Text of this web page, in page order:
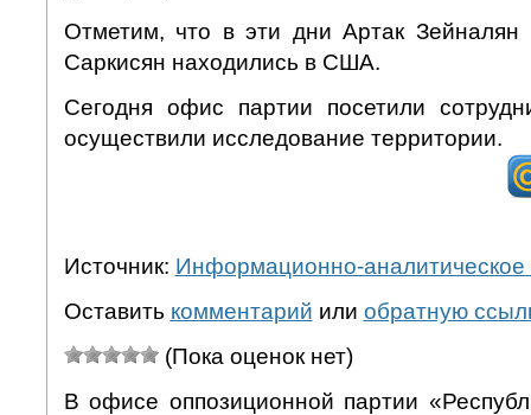
Отметим, что в эти дни Артак
Саркисян находились в США.
Сегодня офис партии посетили
осуществили исследование территории.
Источник: Информационно-аналитическое
Оставить комментарий или обратную
(Пока оценок нет)
В офисе оппозиционной партии